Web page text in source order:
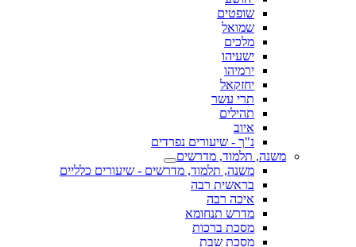
שופטים
שמואל
מלכים
ישעיהו
ירמיהו
יחזקאל
תרי עשר
תהילים
איוב
נ"ך - שיעורים נפרדים
משנה, תלמוד, מדרשים
משנה, תלמוד, מדרשים - שיעורים כלליים
בראשית רבה
איכה רבה
מדרש תנחומא
מסכת ברכות
מסכת שבת